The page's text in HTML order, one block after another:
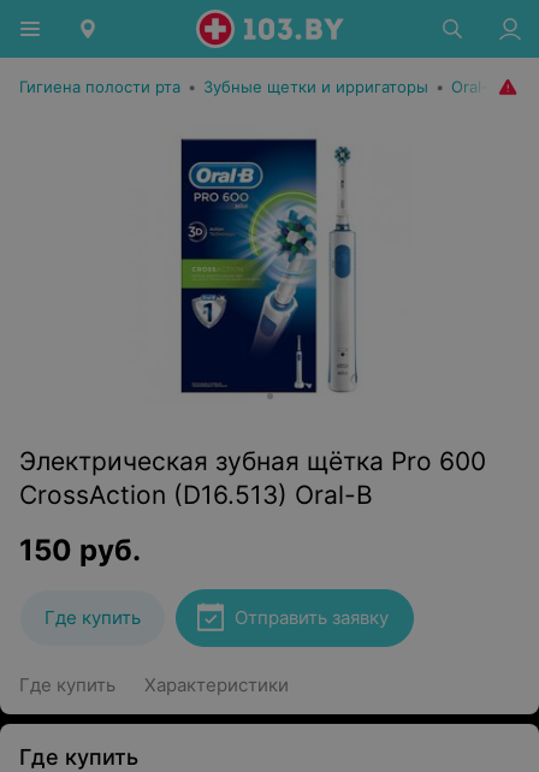
Гигиена полости рта • Зубные щетки и ирригаторы • Oral-B
Электрическая зубная щётка Pro 600
CrossAction (D16.513) Oral-B
150 руб.
Где купить Отправить заявку
Где купить Характеристики
Где купить